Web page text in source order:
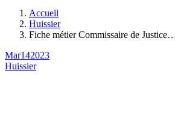
Accueil
Huissier
Fiche métier Commissaire de
Mar142023
Huissier